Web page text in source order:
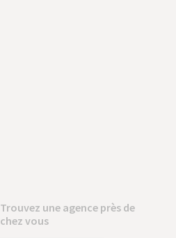
Trouvez une agence près de
chez vous